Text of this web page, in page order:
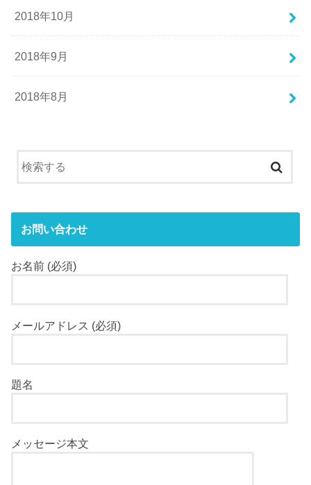
2018年10月
2018年9月
2018年8月
お問い合わせ
お名前 (必須)
メールアドレス (必須)
題名
メッセージ本文